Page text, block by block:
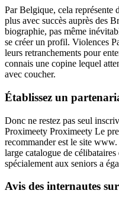
Par Belgique, cela représente
plus avec succès auprès des
biographie, pas même
se créer un profil. Violences
leurs retranchements pour
connais une copine lequel
avec coucher.
Établissez un
Donc ne restez pas seul
Proximeety Proximeety Le
recommander est le site
large catalogue de
spécialement aux seniors a
Avis des internautes